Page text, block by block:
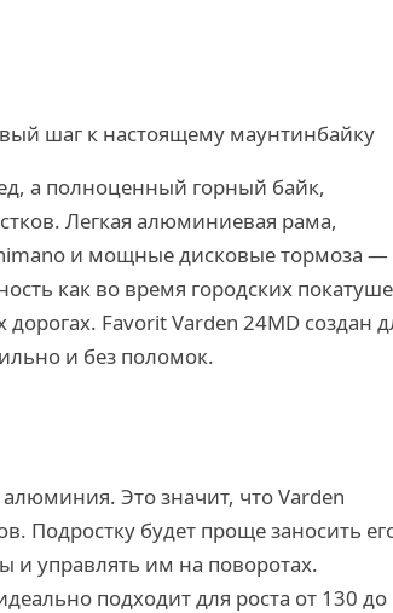
шаг к настоящему маунтинбайку
а полноценный горный байк,
Легкая алюминиевая рама,
и мощные дисковые тормоза —
как во время городских
Favorit Varden 24MD создан
и без поломок.
Это значит, что Varden
Подростку будет проще заносить
и управлять им на поворотах.
подходит для роста от 130 до